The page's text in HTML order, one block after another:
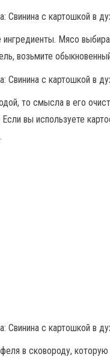
ингредиенты. Мясо
возьмите
то смысла в его
вы используете
в сковороду,